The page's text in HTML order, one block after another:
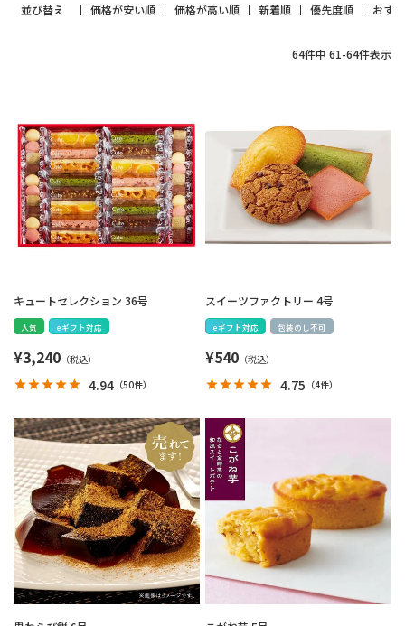
並び替え 価格が安い順 価格が高い順 新着順 優先度順 おす
64件中 61-64件表示
キュートセレクション 36号
人気 eギフト対応
¥3,240
4.94 （50件）
スイーツファクトリー 4号
eギフト対応 包装のし不可
¥540
4.75 （4件）